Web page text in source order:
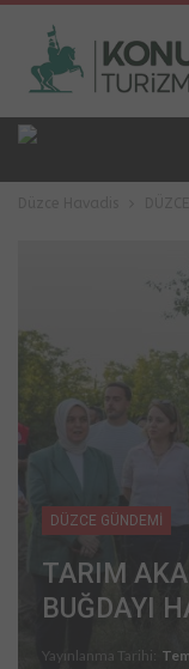
DÜZCE GÜNDEMİ
TARIM
BUĞDAYI
Yayınlanma Tarihi: